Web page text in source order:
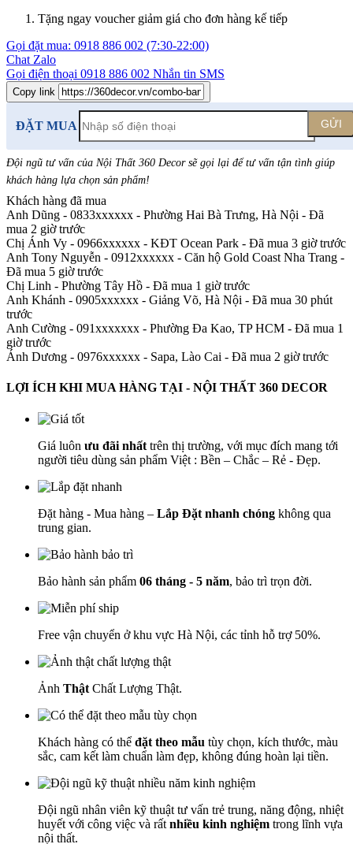
Tặng ngay voucher giảm giá cho đơn hàng kế tiếp
Gọi đặt mua: 0918 886 002 (7:30-22:00)
Chat Zalo
Gọi điện thoại 0918 886 002 Nhắn tin SMS
Copy link
ĐẶT MUA GỬI
Đội ngũ tư vấn của Nội Thất 360 Decor sẽ gọi lại để tư vấn tận tình giúp
khách hàng lựa chọn sản phẩm!
Khách hàng đã mua
Anh Dũng - 0833xxxxxx - Phường Hai Bà Trưng, Hà Nội - Đã
mua 2 giờ trước
Chị Ánh Vy - 0966xxxxxx - KĐT Ocean Park - Đã mua 3 giờ trước
Anh Tony Nguyễn - 0912xxxxxx - Căn hộ Gold Coast Nha Trang -
Đã mua 5 giờ trước
Chị Linh - Phường Tây Hồ - Đã mua 1 giờ trước
Anh Khánh - 0905xxxxxx - Giảng Võ, Hà Nội - Đã mua 30 phút
trước
Anh Cường - 091xxxxxxx - Phường Đa Kao, TP HCM - Đã mua 1
giờ trước
Ánh Dương - 0976xxxxxx - Sapa, Lào Cai - Đã mua 2 giờ trước
LỢI ÍCH KHI MUA HÀNG TẠI - NỘI THẤT 360 DECOR
Giá luôn ưu đãi nhất trên thị trường, với mục đích mang tới
người tiêu dùng sản phẩm Việt : Bền – Chắc – Rẻ - Đẹp.
Đặt hàng - Mua hàng – Lắp Đặt nhanh chóng không qua
trung gian.
Bảo hành sản phẩm 06 tháng - 5 năm, bảo trì trọn đời.
Free vận chuyển ở khu vực Hà Nội, các tỉnh hỗ trợ 50%.
Ảnh Thật Chất Lượng Thật.
Khách hàng có thể đặt theo mẫu tùy chọn, kích thước, màu
sắc, cam kết làm chuẩn làm đẹp, không đúng hoàn lại tiền.
Đội ngũ nhân viên kỹ thuật tư vấn trẻ trung, năng động, nhiệt
huyết với công việc và rất nhiều kinh nghiệm trong lĩnh vựa
nội thất.